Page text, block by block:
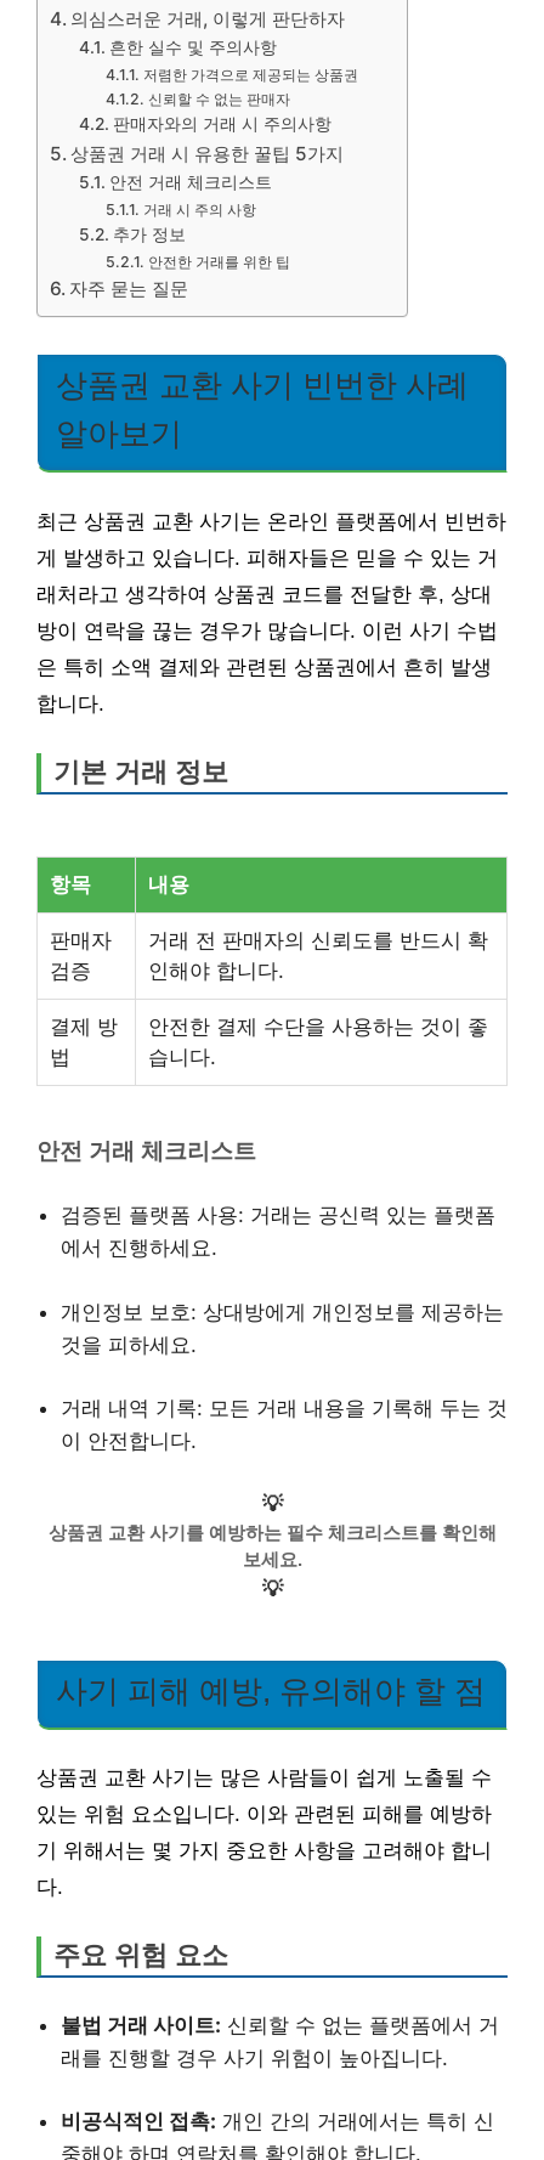
의심스러운 거래, 이렇게 판단하자
흔한 실수 및 주의사항
저렴한 가격으로 제공되는 상품권
신뢰할 수 없는 판매자
판매자와의 거래 시 주의사항
상품권 거래 시 유용한 꿀팁 5가지
안전 거래 체크리스트
거래 시 주의 사항
추가 정보
안전한 거래를 위한 팁
자주 묻는 질문
상품권 교환 사기 빈번한 사례
알아보기
최근 상품권 교환 사기는 온라인 플랫폼에서 빈번하
게 발생하고 있습니다. 피해자들은 믿을 수 있는 거
래처라고 생각하여 상품권 코드를 전달한 후, 상대
방이 연락을 끊는 경우가 많습니다. 이런 사기 수법
은 특히 소액 결제와 관련된 상품권에서 흔히 발생
합니다.
기본 거래 정보
항목 내용
판매자
검증
거래 전 판매자의 신뢰도를 반드시 확
인해야 합니다.
결제 방
법
안전한 결제 수단을 사용하는 것이 좋
습니다.
안전 거래 체크리스트
검증된 플랫폼 사용: 거래는 공신력 있는 플랫폼
에서 진행하세요.
개인정보 보호: 상대방에게 개인정보를 제공하는
것을 피하세요.
거래 내역 기록: 모든 거래 내용을 기록해 두는 것
이 안전합니다.
💡
상품권 교환 사기를 예방하는 필수 체크리스트를 확인해
보세요.
💡
사기 피해 예방, 유의해야 할 점
상품권 교환 사기는 많은 사람들이 쉽게 노출될 수
있는 위험 요소입니다. 이와 관련된 피해를 예방하
기 위해서는 몇 가지 중요한 사항을 고려해야 합니
다.
주요 위험 요소
불법 거래 사이트: 신뢰할 수 없는 플랫폼에서 거
래를 진행할 경우 사기 위험이 높아집니다.
비공식적인 접촉: 개인 간의 거래에서는 특히 신
중해야 하며 연락처를 확인해야 합니다.